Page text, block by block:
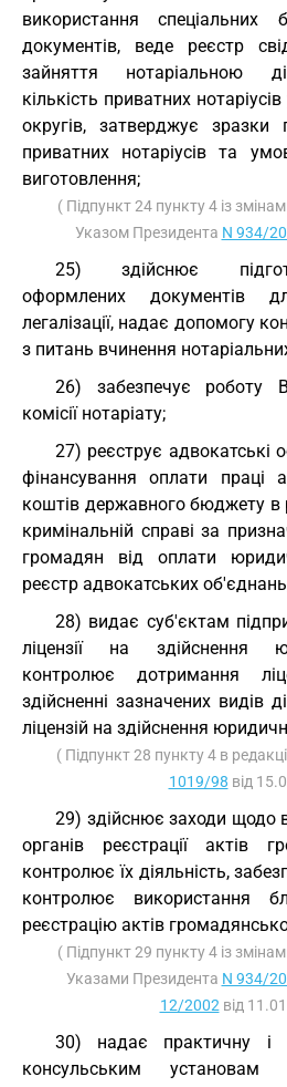
використання спеціальних
документів, веде реєстр
зайняття нотаріальною
кількість приватних
округів, затверджує зразки
приватних нотаріусів та
виготовлення;
( Підпункт 24 пункту 4 із
Указом Президента N 934/
25) здійснює
оформлених документів
легалізації, надає допомогу
з питань вчинення
26) забезпечує роботу
комісії нотаріату;
27) реєструє адвокатські
фінансування оплати праці
коштів державного бюджету в
кримінальній справі за
громадян від оплати
реєстр адвокатських
28) видає суб'єктам
ліцензії на здійснення
контролює дотримання
здійсненні зазначених видів
ліцензій на здійснення
( Підпункт 28 пункту 4 в
1019/98 від
29) здійснює заходи щодо
органів реєстрації актів
контролює їх діяльність,
контролює використання
реєстрацію актів
( Підпункт 29 пункту 4 із
Указами Президента N 934/
12/2002 від
30) надає практичну і
консульським